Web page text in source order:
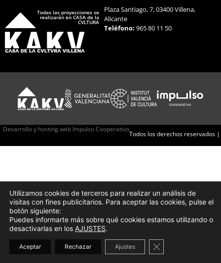
Todas las proyecciones se
realizarán en CASA de la
CVLTURA
Plaza Santiago, 7, 03400 Villena,
Alicante
Teléfono:965 80 11 50
Todos los derechos reservados |
Desarrollo y hosting web Impulso Cooperativo
Utilizamos cookies de terceros para realizar un análisis de
visitas con fines publicitarios. Para aceptar las cookies, pulse el
botón siguiente:
Puedes informarte más sobre qué cookies estamos utilizando o
desactivarlas en los AJUSTES.
Aceptar Rechazar Ajustes Cerrar el banner de